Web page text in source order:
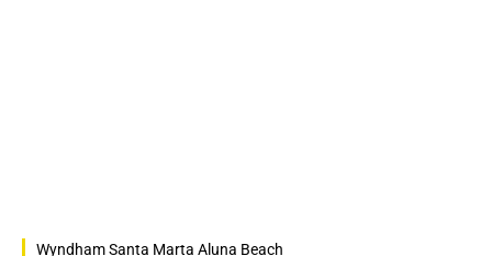
Wyndham Santa Marta Aluna Beach